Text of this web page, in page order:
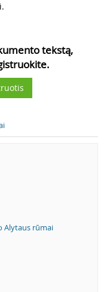
tekstą,
Alytaus rūmai